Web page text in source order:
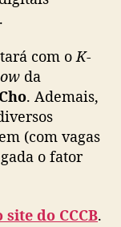
r
b
e
l
e
z
o
com oK-
da
. Ademais,
(com vagas
o fator
site do CCCB.